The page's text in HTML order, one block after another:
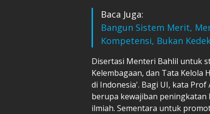
Baca Juga:
Bangun Sistem Merit,
Kompetensi, Bukan
Disertasi Menteri Bahlil untuk
Kelembagaan, dan Tata Kelola
di Indonesia'. Bagi UI, kata
berupa kewajiban
ilmiah. Sementara untuk